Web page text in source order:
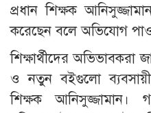
প্রধান শিক্ষক
করেছেন বলে অভিযোগ
শিক্ষার্থীদের অভিভাবকরা
ও নতুন বইগুলো
শিক্ষক আনিসুজ্জামান।